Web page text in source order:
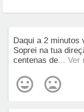
Daqui a 2 minutos
Soprei na tua
centenas de... Ver